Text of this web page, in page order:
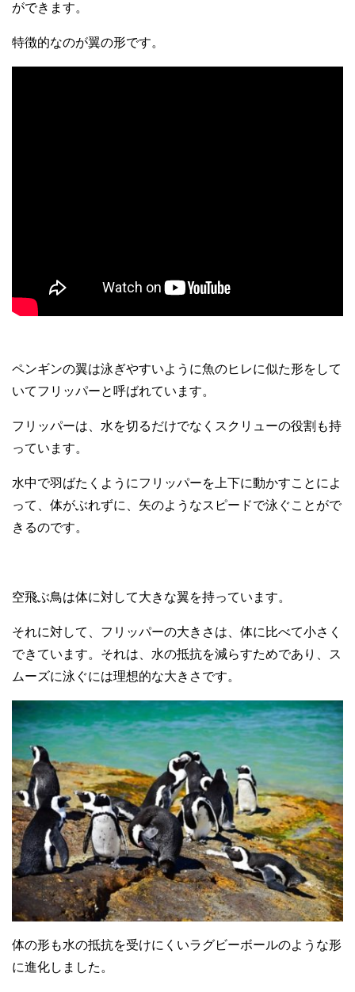
ができます。
特徴的なのが翼の形です。
ペンギンの翼は泳ぎやすいように魚のヒレに似た形をして
いてフリッパーと呼ばれています。
フリッパーは、水を切るだけでなくスクリューの役割も持
っています。
水中で羽ばたくようにフリッパーを上下に動かすことによ
って、体がぶれずに、矢のようなスピードで泳ぐことがで
きるのです。
空飛ぶ鳥は体に対して大きな翼を持っています。
それに対して、フリッパーの大きさは、体に比べて小さく
できています。それは、水の抵抗を減らすためであり、ス
ムーズに泳ぐには理想的な大きさです。
体の形も水の抵抗を受けにくいラグビーボールのような形
に進化しました。